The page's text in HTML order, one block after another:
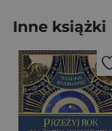
Inne książki